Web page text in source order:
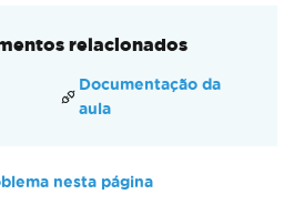
relacionados
Documentação da
aula
nesta página